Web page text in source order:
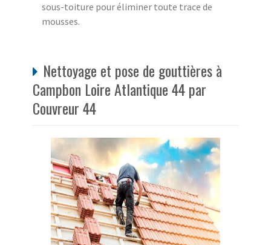
sous-toiture pour éliminer toute trace de
mousses.
Nettoyage et pose de gouttières à
Campbon Loire Atlantique 44 par
Couvreur 44